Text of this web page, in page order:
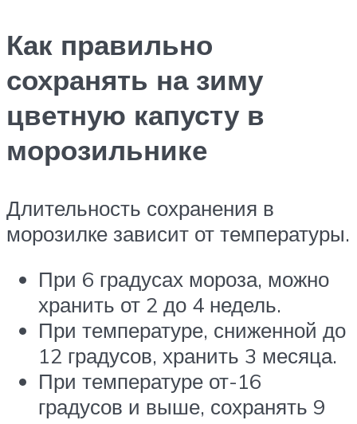
Как правильно
сохранять на зиму
цветную капусту в
морозильнике
Длительность сохранения в
морозилке зависит от температуры.
При 6 градусах мороза, можно
хранить от 2 до 4 недель.
При температуре, сниженной до
12 градусов, хранить 3 месяца.
При температуре от-16
градусов и выше, сохранять 9